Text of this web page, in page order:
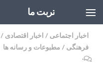
تربت ما
اخبار اجتماعی / اخبار اقتصادی /
فرهنگی / مطبوعات و رسانه ها
۰